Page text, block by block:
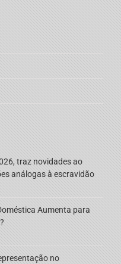
traz novidades ao
análogas à escravidão
Aumenta para
no